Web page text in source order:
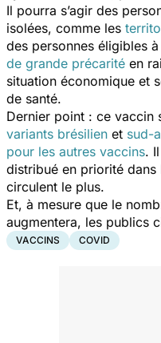
Il pourra s’agir des
isolées, comme les
des personnes éligibles
de grande précarité en
situation économique et
de santé.
Dernier point : ce vaccin
variants brésilien et sud-
pour les autres vaccins.
distribué en priorité
circulent le plus.
Et, à mesure que le
augmentera, les publics
VACCINS COVID